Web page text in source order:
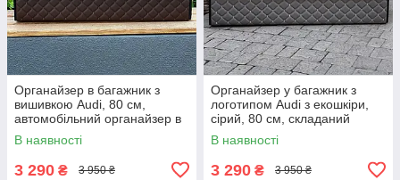
Органайзер в багажник з
вишивкою Audi, 80 см,
автомобільний органайзер в
авто
В наявності
3 290 ₴ 3 950 ₴
Органайзер у багажник з
логотипом Audi з екошкіри,
сірий, 80 см, складаний
органайзер у багажник
В наявності
3 290 ₴ 3 950 ₴